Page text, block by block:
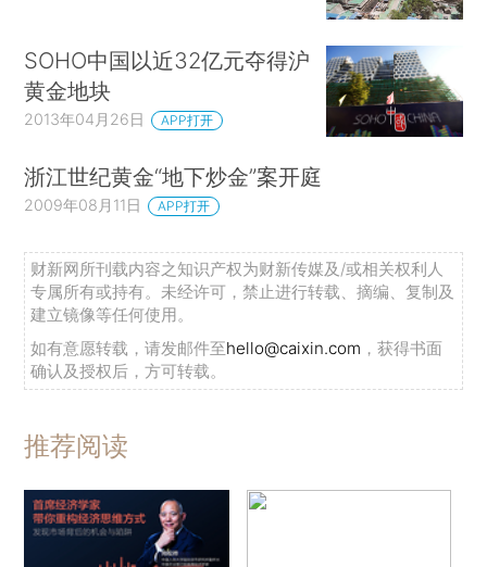
SOHO中国以近32亿元夺得沪
黄金地块
2013年04月26日 APP打开
浙江世纪黄金“地下炒金”案开庭
2009年08月11日 APP打开
财新网所刊载内容之知识产权为财新传媒及/或相关权利人
专属所有或持有。未经许可，禁止进行转载、摘编、复制及
建立镜像等任何使用。
如有意愿转载，请发邮件至hello@caixin.com ，获得书面
确认及授权后，方可转载。
推荐阅读